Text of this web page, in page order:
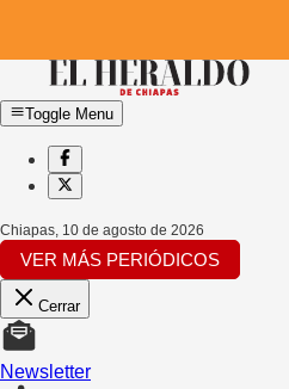
Toggle Menu
Chiapas, 10 de agosto de 2026
VER MÁS PERIÓDICOS
Cerrar
Newsletter